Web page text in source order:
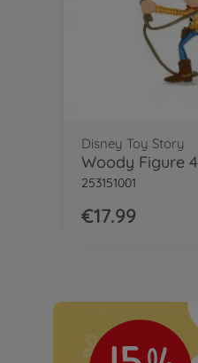
Disney Toy Story
Woody Figure 4
253151001
€17.99